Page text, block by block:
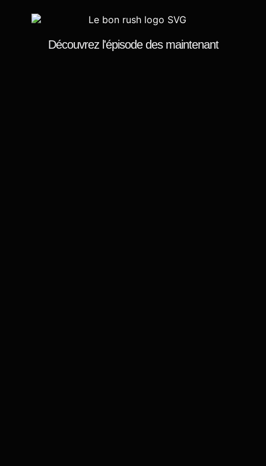
Découvrez l'épisodedes maintenant